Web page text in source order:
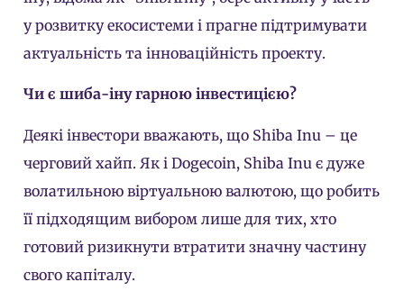
у розвитку екосистеми і прагне підтримувати
актуальність та інноваційність проекту.
Чи є шиба-іну гарною інвестицією?
Деякі інвестори вважають, що Shiba Inu – це
черговий хайп. Як і Dogecoin, Shiba Inu є дуже
волатильною віртуальною валютою, що робить
її підходящим вибором лише для тих, хто
готовий ризикнути втратити значну частину
свого капіталу.